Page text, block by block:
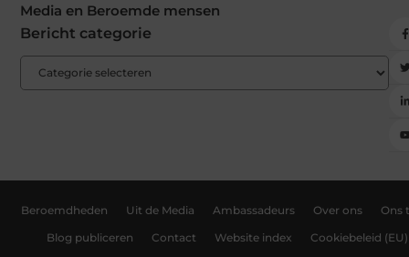
Media en Beroemde mensen
Bericht categorie
Beroemdheden Uit de Media Ambassadeurs Over ons Ons
Blog publiceren Contact Website index Cookiebeleid (EU)